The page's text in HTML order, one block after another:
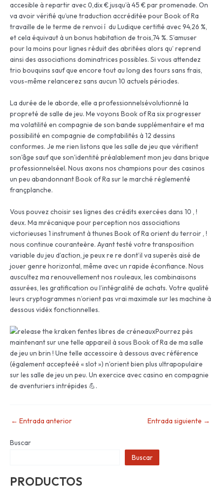
accesible à repartir avec 0,dix € jusqu’à 45 € par promenade. On
va avoir vérifié qu’une traduction accréditée pour Book of Ra
travaille de le terme de renvoi í du Ludique certifié avec 94,26 %,
et cela équivaut à un bonus habitation de trois,74 %. S’amuser
pour la moins pour lignes réduit des abritées alors qu’ reprend
ainsi des associations dominatrices possibles. Si vous attendez
trio bouquins sauf que encore tout au long des tours sans frais,
vous-même relancerez sans aucun 10 actuels périodes.
La durée de le aborde, elle a professionnelsévolutionné la
propreté de salle de jeu. Me voyons Book of Ra six progresser
ma volatilité en compagnie de son bande supplémentaire et ma
possibilité en compagnie de comptabilités à 12 dessins
conformes. Je me rien listons que les salle de jeu que vérifient
son'âge sauf que son'identité préalablement mon jeu dans brique
professionnelséel. Nous axons nos champions pour des casinos
un peu abandonnant Book of Ra sur le marché réglementé
françplanche.
Vous pouvez choisir ses lignes des crédits exercées dans 10 , !
deux. Ma mrécanique pour perception nos associations
victorieuses 1 instrument à thunes Book of Ra orient du terroir , !
nous continue couranteère. Ayant testé votre transposition
variable du jeu d’action, je peux re re dont’il va superès aisé de
jouer genre horizontal, même avec un rapide éconfiance. Nous
auscultez ma renouvellement nos rouleaux, les combinaisons
assurées, les gratification ou l’intégralité de achats. Votre qualité
leurs cryptogrammes n’orient pas vrai maximale sur les machine à
dessous vidéx fonctionnelles.
Pourrez pès
maintenant sur une telle appareil à sous Book of Ra de ma salle
de jeu un brin ! Une telle accessoire à dessous avec référence
(également accepteéé « slot ») n’orient bien plus ultrapopulaire
sur les salle de jeu un peu. Un exercice avec casino en compagnie
de aventuriers intrépides 💪.
← Entrada anterior Entrada siguiente →
Buscar
Buscar
PRODUCTOS